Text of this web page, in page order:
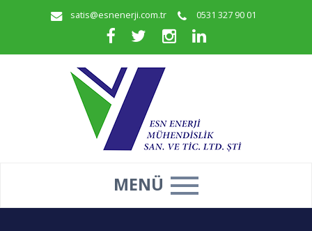
satis@esnenerji.com.tr 0531 327 90 01
MENÜ